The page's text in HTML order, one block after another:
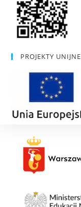
PROJEKTY UNIJNE